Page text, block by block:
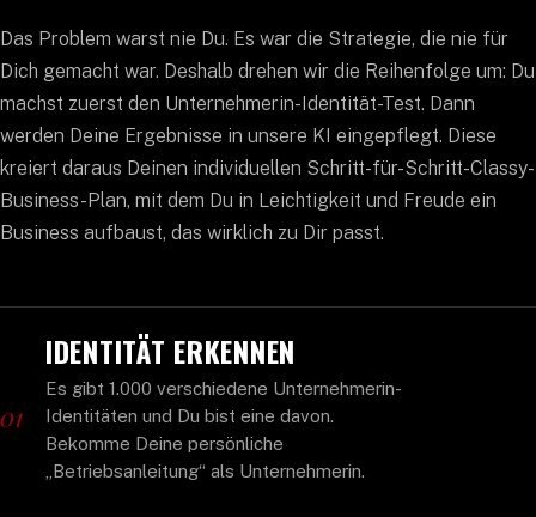
Das Problem warst nie Du. Es war die Strategie, die nie für
Dich gemacht war. Deshalb drehen wir die Reihenfolge um: Du
machst zuerst den Unternehmerin-Identität-Test. Dann
werden Deine Ergebnisse in unsere KI eingepflegt. Diese
kreiert daraus Deinen individuellen Schritt-für-Schritt-Classy-
Business-Plan, mit dem Du in Leichtigkeit und Freude ein
Business aufbaust, das wirklich zu Dir passt.
01
IDENTITÄT ERKENNEN
Es gibt 1.000 verschiedene Unternehmerin-
Identitäten und Du bist eine davon.
Bekomme Deine persönliche
„Betriebsanleitung“ als Unternehmerin.